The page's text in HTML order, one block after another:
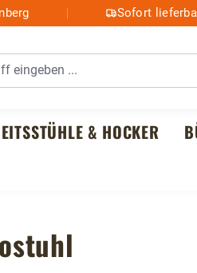
Sofort
& HOCKER